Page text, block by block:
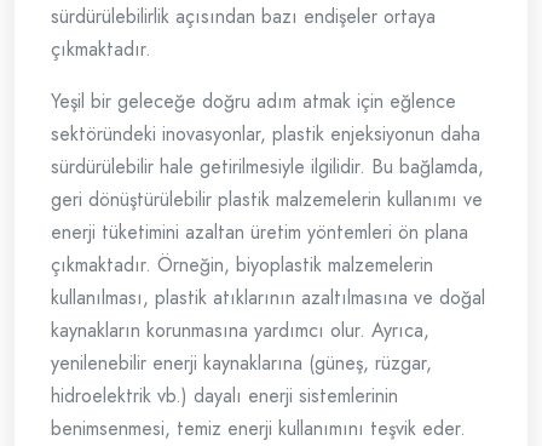
sürdürülebilirlik açısından bazı endişeler ortaya
çıkmaktadır.
Yeşil bir geleceğe doğru adım atmak için eğlence
sektöründeki inovasyonlar, plastik enjeksiyonun daha
sürdürülebilir hale getirilmesiyle ilgilidir. Bu bağlamda,
geri dönüştürülebilir plastik malzemelerin kullanımı ve
enerji tüketimini azaltan üretim yöntemleri ön plana
çıkmaktadır. Örneğin, biyoplastik malzemelerin
kullanılması, plastik atıklarının azaltılmasına ve doğal
kaynakların korunmasına yardımcı olur. Ayrıca,
yenilenebilir enerji kaynaklarına (güneş, rüzgar,
hidroelektrik vb.) dayalı enerji sistemlerinin
benimsenmesi, temiz enerji kullanımını teşvik eder.